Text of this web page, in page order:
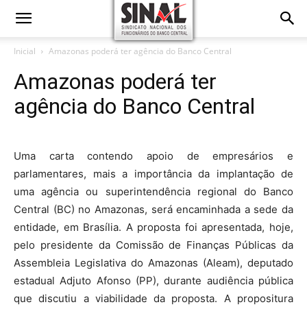
Inicial Amazonas poderá ter agência do Banco Central
Amazonas poderá ter
agência do Banco Central
Uma carta contendo apoio de empresários e
parlamentares, mais a importância da implantação de
uma agência ou superintendência regional do Banco
Central (BC) no Amazonas, será encaminhada a sede da
entidade, em Brasília. A proposta foi apresentada, hoje,
pelo presidente da Comissão de Finanças Públicas da
Assembleia Legislativa do Amazonas (Aleam), deputado
estadual Adjuto Afonso (PP), durante audiência pública
que discutiu a viabilidade da proposta. A propositura